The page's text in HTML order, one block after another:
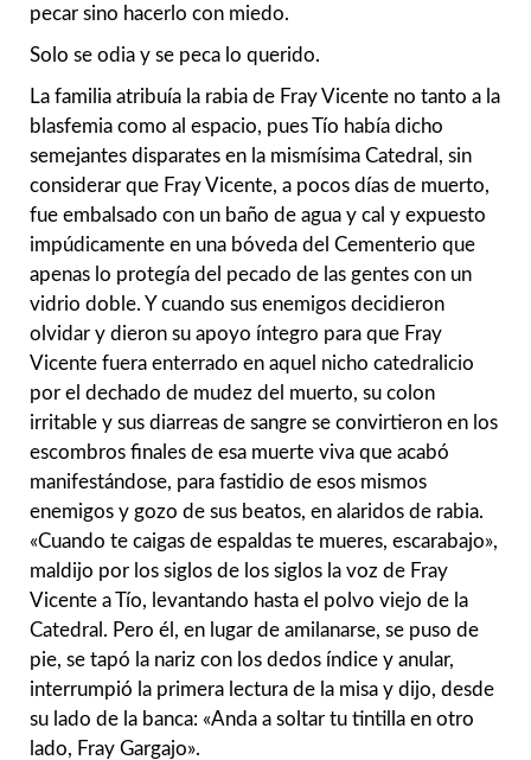
pecar sino hacerlo con miedo.
Solo se odia y se peca lo querido.
La familia atribuía la rabia de Fray Vicente no tanto a la
blasfemia como al espacio, pues Tío había dicho
semejantes disparates en la mismísima Catedral, sin
considerar que Fray Vicente, a pocos días de muerto,
fue embalsado con un baño de agua y cal y expuesto
impúdicamente en una bóveda del Cementerio que
apenas lo protegía del pecado de las gentes con un
vidrio doble. Y cuando sus enemigos decidieron
olvidar y dieron su apoyo íntegro para que Fray
Vicente fuera enterrado en aquel nicho catedralicio
por el dechado de mudez del muerto, su colon
irritable y sus diarreas de sangre se convirtieron en los
escombros finales de esa muerte viva que acabó
manifestándose, para fastidio de esos mismos
enemigos y gozo de sus beatos, en alaridos de rabia.
«Cuando te caigas de espaldas te mueres, escarabajo»,
maldijo por los siglos de los siglos la voz de Fray
Vicente a Tío, levantando hasta el polvo viejo de la
Catedral. Pero él, en lugar de amilanarse, se puso de
pie, se tapó la nariz con los dedos índice y anular,
interrumpió la primera lectura de la misa y dijo, desde
su lado de la banca: «Anda a soltar tu tintilla en otro
lado, Fray Gargajo».